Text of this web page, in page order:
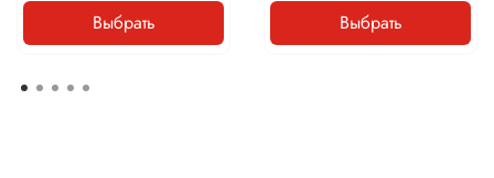
Выбрать Выбрать